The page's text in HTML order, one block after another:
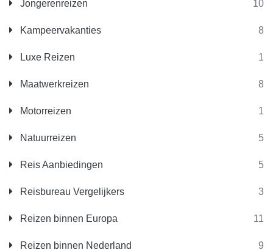
Jongerenreizen 10
Kampeervakanties 8
Luxe Reizen 1
Maatwerkreizen 8
Motorreizen 1
Natuurreizen 5
Reis Aanbiedingen 5
Reisbureau Vergelijkers 3
Reizen binnen Europa 11
Reizen binnen Nederland 9